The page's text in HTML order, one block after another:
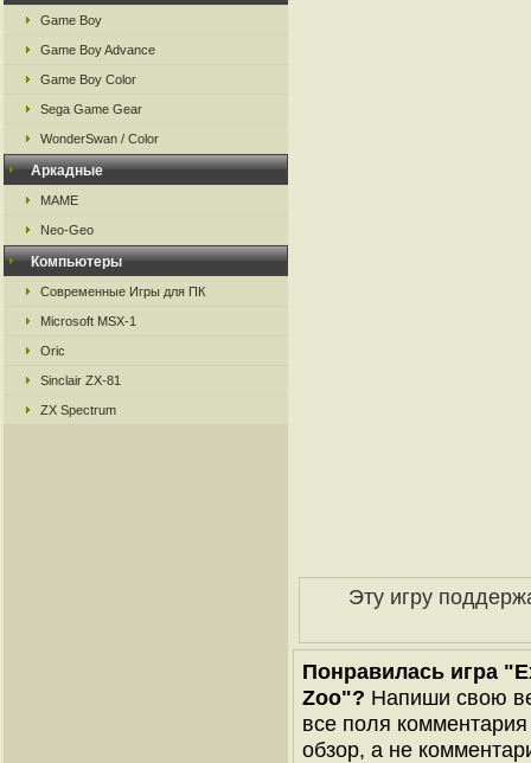
Game Boy
Game Boy Advance
Game Boy Color
Sega Game Gear
WonderSwan / Color
Аркадные
MAME
Neo-Geo
Компьютеры
Современные Игры для ПК
Microsoft MSX-1
Oric
Sinclair ZX-81
ZX Spectrum
Эту игру
Понравилась игра
Zoo"? Напиши свою
все поля комментария
обзор, а не